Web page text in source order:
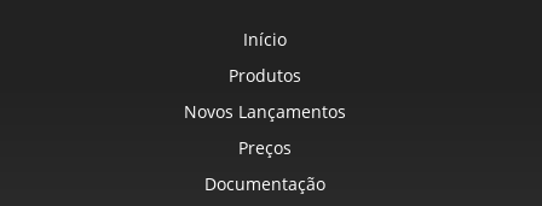
Início
Produtos
Novos Lançamentos
Preços
Documentação